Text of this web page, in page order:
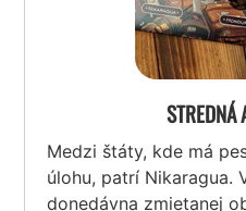
STREDNÁ
Medzi štáty, kde má
úlohu, patrí Nikaragua.
donedávna zmietanej